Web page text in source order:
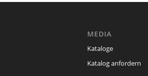
MEDIA
Kataloge
Katalog anfordern